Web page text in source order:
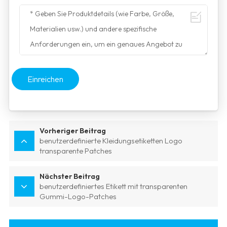
Einreichen
Vorheriger Beitrag
benutzerdefinierte Kleidungsetiketten Logo
transparente Patches
Nächster Beitrag
benutzerdefiniertes Etikett mit transparenten
Gummi-Logo-Patches